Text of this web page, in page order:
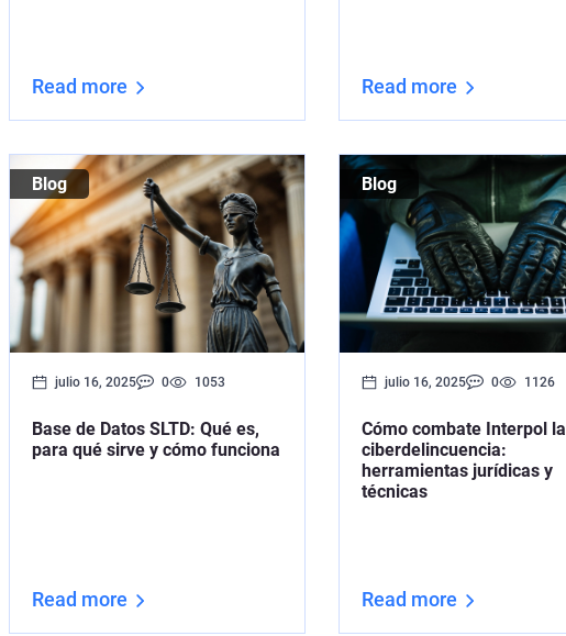
Read more Read more
Blog
julio 16, 2025 0 1053
Base de Datos SLTD: Qué es,
para qué sirve y cómo funciona
Read more
Blog
julio 16, 2025 0 1126
Cómo combate Interpol la
ciberdelincuencia:
herramientas jurídicas y
técnicas
Read more